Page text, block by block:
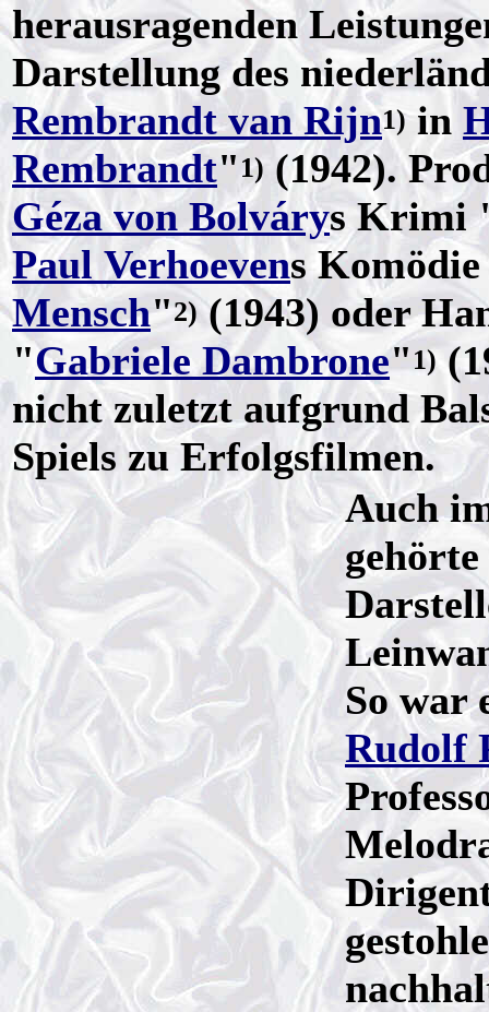
herausragenden
Darstellung des
Rembrandt van Rijn1)in
Rembrandt" 1) (1942).
Géza von Bolvárys Krimi
Paul Verhoevens
Mensch"2) (1943) oder
"Gabriele Dambrone"1)
nicht zuletzt aufgrund
Spiels zu Erfolgsfilmen.
Auch
So war
Rudolf